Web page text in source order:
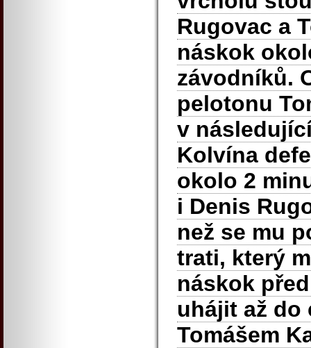
Rugovac a
náskok
závodníků.
pelotonu
v
Kolvína
okolo 2
i Denis
než se mu
trati, který
náskok
uhájit až do
Tomášem